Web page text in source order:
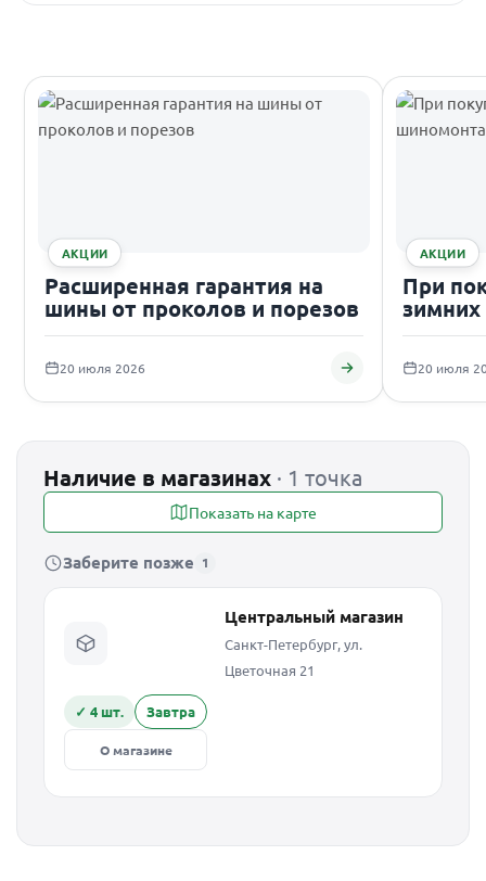
АКЦИИ
Расширенная гарантия на
шины от проколов и порезов
20 июля 2026
АКЦИИ
При
20 июля
Наличие в магазинах · 1 точка
Показать на карте
Заберите позже 1
Центральный магазин
Санкт-Петербург, ул.
Цветочная 21
✓ 4 шт. Завтра
О магазине